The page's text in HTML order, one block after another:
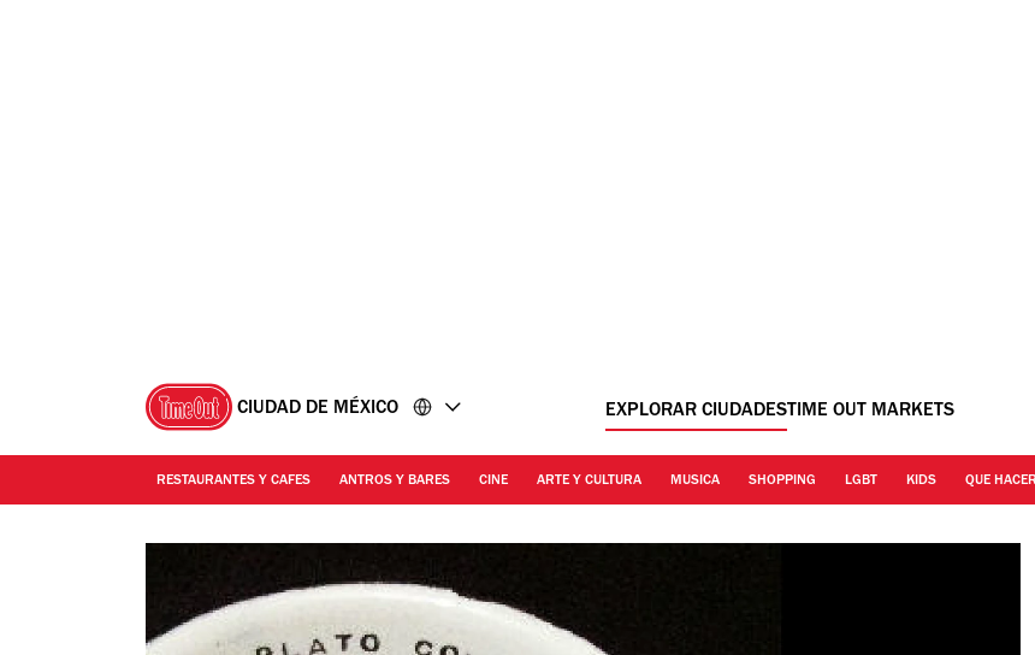
CIUDAD DE MÉXICO EXPLORAR CIUDADESTIME OUT MARKETS
RESTAURANTES Y CAFES ANTROS Y BARES CINE ARTE Y CULTURA MUSICA SHOPPING LGBT KIDS QUE HACER